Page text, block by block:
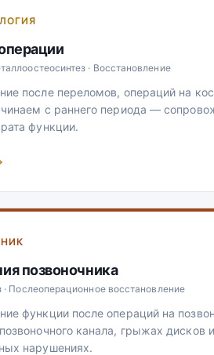
· Восстановление
после переломов, операций на
с раннего периода —
функции.
позвоночника
· Послеоперационное восстановление
функции после операций на
канала, грыжах дисков
нарушениях.